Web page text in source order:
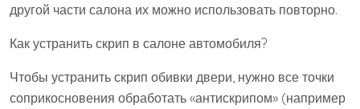
другой части салона их можно использовать повторно.
Как устранить скрип в салоне автомобиля?
Чтобы устранить скрип обивки двери, нужно все точки
соприкосновения обработать «антискрипом» (например